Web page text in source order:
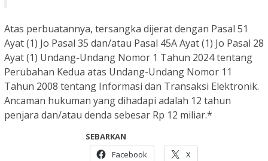
Atas perbuatannya, tersangka dijerat dengan Pasal 51
Ayat (1) Jo Pasal 35 dan/atau Pasal 45A Ayat (1) Jo Pasal 28
Ayat (1) Undang-Undang Nomor 1 Tahun 2024 tentang
Perubahan Kedua atas Undang-Undang Nomor 11
Tahun 2008 tentang Informasi dan Transaksi Elektronik.
Ancaman hukuman yang dihadapi adalah 12 tahun
penjara dan/atau denda sebesar Rp 12 miliar.*
SEBARKAN
Facebook
X